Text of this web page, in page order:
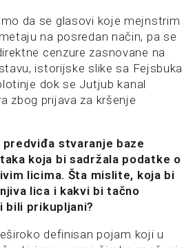
da se glasovi koje mejnstrim
na posredan način, pa se
cenzure zasnovane na
istorijske slike sa Fejsbuka
dok se Jutjub kanal
zbog prijava za kršenje
predviđa stvaranje baze
koja bi sadržala podatke o
licima. Šta mislite, koja bi
lica i kakvi bi tačno
bili prikupljani?
definisan pojam koji u